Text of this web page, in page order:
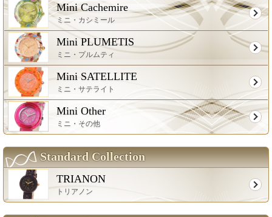
Mini Cachemire
ミニ・カシミール
Mini PLUMETIS
ミニ・プルムティ
Mini SATELLITE
ミニ・サテライト
Mini Other
ミニ・その他
Standard Collection
TRIANON
トリアノン